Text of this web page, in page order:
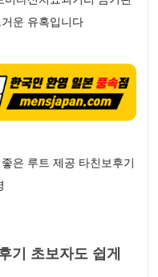
운 유혹입니다
은 루트 제공 타친보후기
기 초보자도 쉽게